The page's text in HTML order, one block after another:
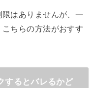
はありませんが、一
ちらの方法がおすす
するとバレるかど